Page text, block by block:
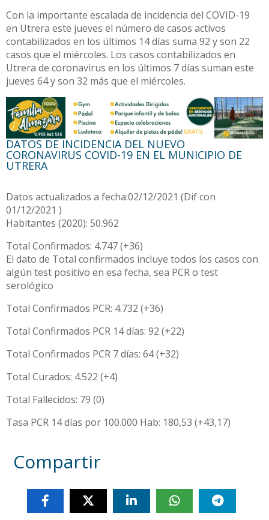
Con la importante escalada de incidencia del COVID-19
en Utrera este jueves el número de casos activos
contabilizados en los últimos 14 días suma 92 y son 22
casos que el miércoles. Los casos contabilizados en
Utrera de coronavirus en los últimos 7 días suman este
jueves 64 y son 32 más que el miércoles.
DATOS DE INCIDENCIA DEL NUEVO
CORONAVIRUS COVID-19 EN EL MUNICIPIO DE
UTRERA
Datos actualizados a fecha:02/12/2021 (Dif con
01/12/2021 )
Habitantes (2020): 50.962
Total Confirmados: 4.747 (+36)
El dato de Total confirmados incluye todos los casos con
algún test positivo en esa fecha, sea PCR o test
serológico
Total Confirmados PCR: 4.732 (+36)
Total Confirmados PCR 14 días: 92 (+22)
Total Confirmados PCR 7 días: 64 (+32)
Total Curados: 4.522 (+4)
Total Fallecidos: 79 (0)
Tasa PCR 14 días por 100.000 Hab: 180,53 (+43,17)
Compartir